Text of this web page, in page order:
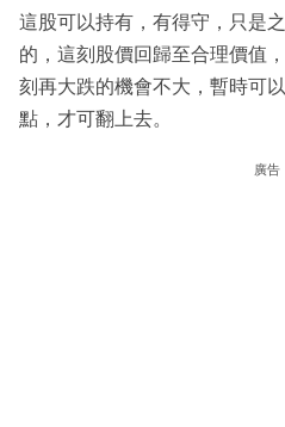
這股可以持有，有得守，只是
的，這刻股價回歸至合理價值
刻再大跌的機會不大，暫時可
點，才可翻上去。
廣告